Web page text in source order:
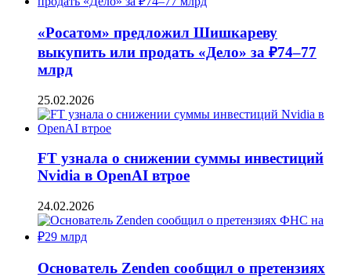
«Росатом» предложил Шишкареву
выкупить или продать «Дело» за ₽74–77
млрд
25.02.2026
FT узнала о снижении суммы инвестиций
Nvidia в OpenAI втрое
24.02.2026
Основатель Zenden сообщил о претензиях